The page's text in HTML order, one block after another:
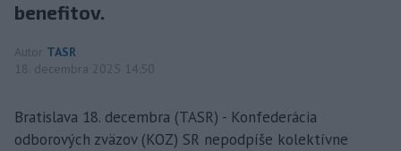
benefitov.
Autor TASR
18. decembra 2025 14:50
Bratislava 18. decembra (TASR) - Konfederácia
odborových zväzov (KOZ) SR nepodpíše kolektívne